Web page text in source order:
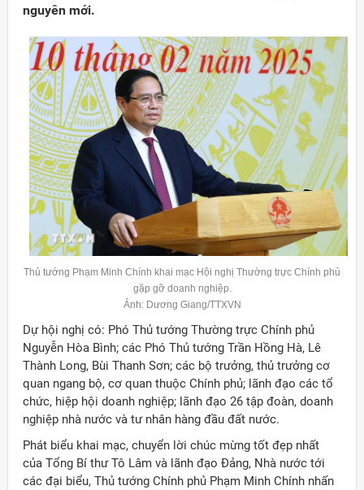
nguyên mới.
Thủ tướng Phạm Minh Chính khai mạc Hội nghị Thường trực Chính phủ
gặp gỡ doanh nghiệp.
Ảnh: Dương Giang/TTXVN
Dự hội nghị có: Phó Thủ tướng Thường trực Chính phủ
Nguyễn Hòa Bình; các Phó Thủ tướng Trần Hồng Hà, Lê
Thành Long, Bùi Thanh Sơn; các bộ trưởng, thủ trưởng cơ
quan ngang bộ, cơ quan thuộc Chính phủ; lãnh đạo các tổ
chức, hiệp hội doanh nghiệp; lãnh đạo 26 tập đoàn, doanh
nghiệp nhà nước và tư nhân hàng đầu đất nước.
Phát biểu khai mạc, chuyển lời chúc mừng tốt đẹp nhất
của Tổng Bí thư Tô Lâm và lãnh đạo Đảng, Nhà nước tới
các đại biểu, Thủ tướng Chính phủ Phạm Minh Chính nhấn